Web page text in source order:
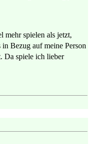
spielen als jetzt,
Bezug auf meine Person
Da spiele ich lieber